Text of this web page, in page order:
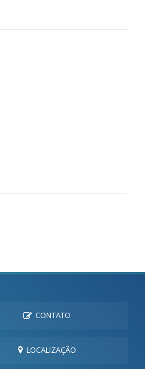
CONTATO
LOCALIZAÇÃO